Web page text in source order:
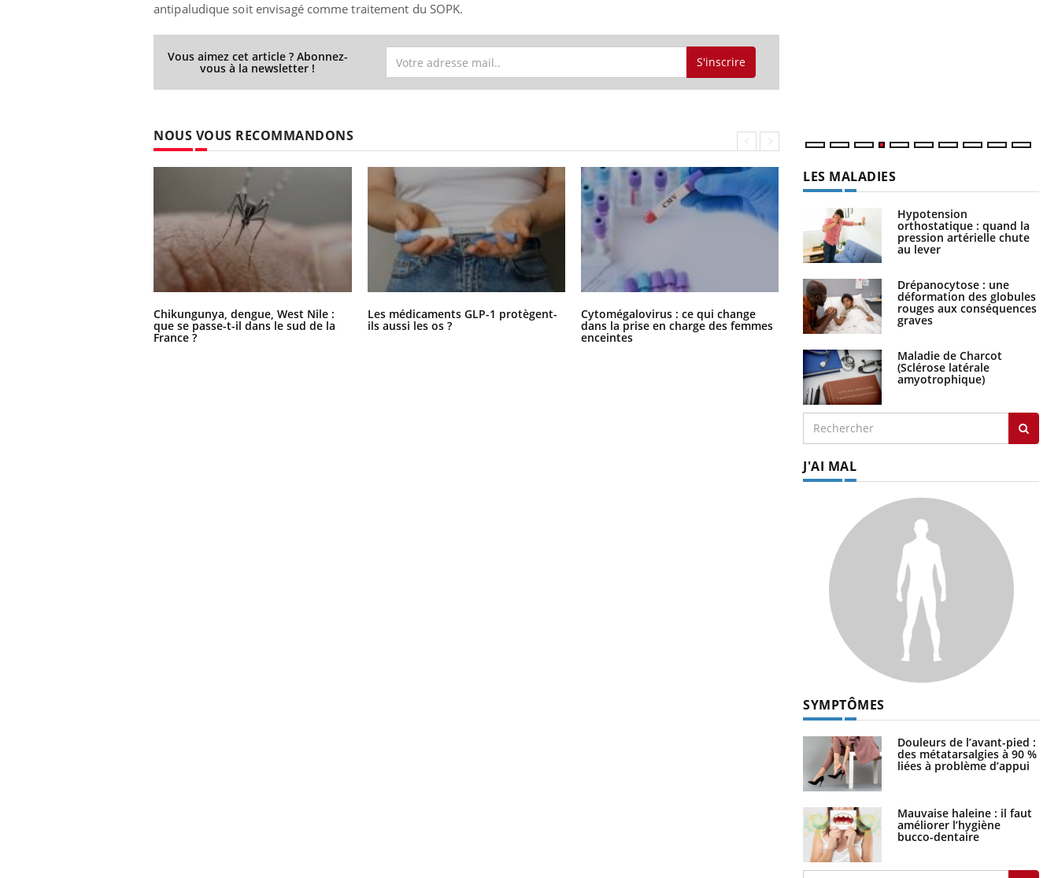
antipaludique soit envisagé comme traitement du SOPK.
Vous aimez cet article ? Abonnez-
vous à la newsletter ! S'inscrire
NOUS VOUS RECOMMANDONS
Chikungunya, dengue, West Nile :
que se passe-t-il dans le sud de la
France ?
Les médicaments GLP-1 protègent-
ils aussi les os ?
Cytomégalovirus : ce qui change
dans la prise en charge des femmes
enceintes
La sieste empêche-t-elle de dormir
la nuit ?
LES MALADIES
Hypotension
orthostatique : quand la
pression artérielle chute
au lever
Drépanocytose : une
déformation des globules
rouges aux conséquences
graves
Maladie de Charcot
(Sclérose latérale
amyotrophique)
J'AI MAL
SYMPTÔMES
Douleurs de l’avant-pied :
des métatarsalgies à 90 %
liées à problème d’appui
Mauvaise haleine : il faut
améliorer l’hygiène
bucco-dentaire